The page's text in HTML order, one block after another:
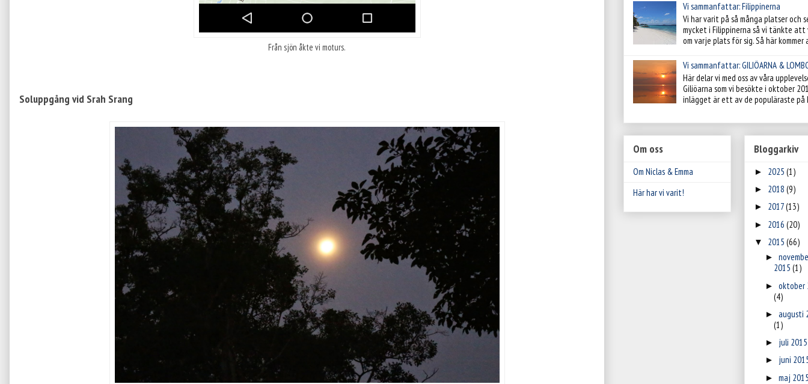
Från sjön åkte vi moturs.
Soluppgång vid Srah Srang
Vi sammanfattar: Filippinerna
Vi har varit på så många platser och
mycket i Filippinerna så vi tänkte att
om varje plats för sig. Så här kommer
Vi sammanfattar: GILIÖARNA &
Här delar vi med oss av våra
Giliöarna som vi besökte i oktober
inlägget är ett av de populäraste på
Om oss
Om Niclas & Emma
Här har vi varit!
Bloggarkiv
► 2025 (1)
► 2018 (9)
► 2017(13)
► 2016 (20)
▼ 2015 (66)
►
2015 (1)
► oktober
(4)
► augusti
(1)
► juli
► juni
► maj